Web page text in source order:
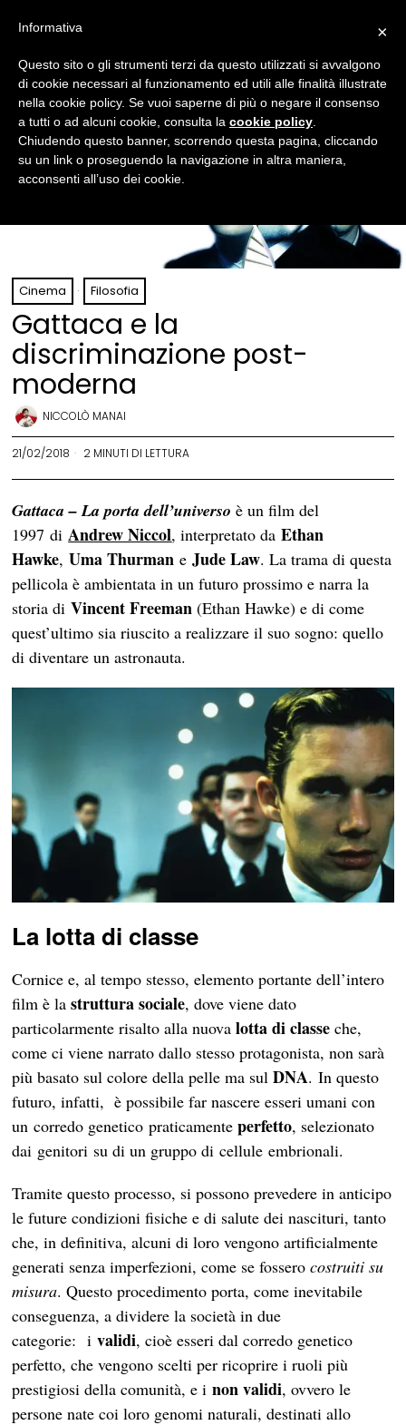
Cinema · Filosofia
Gattaca e la
discriminazione post-
moderna
NICCOLÒ MANAI
21/02/2018 2 MINUTI DI LETTURA
Gattaca – La porta dell’universo è un film del
1997 diAndrew Niccol, interpretato daEthan
Hawke,Uma Thurman eJude Law. La trama di questa
pellicola è ambientata in un futuro prossimo e narra la
storia diVincent Freeman (Ethan Hawke) e di come
quest’ultimo sia riuscito a realizzare il suo sogno: quello
di diventare un astronauta.
La lotta di classe
Cornice e, al tempo stesso, elemento portante dell’intero
film è lastruttura sociale, dove viene dato
particolarmente risalto alla nuovalotta di classe che,
come ci viene narrato dallo stesso protagonista, non sarà
più basato sul colore della pelle ma sulDNA. In questo
futuro, infatti, è possibile far nascere esseri umani con
un corredo genetico praticamenteperfetto, selezionato
dai genitori su di un gruppo di cellule embrionali.
Tramite questo processo, si possono prevedere in anticipo
le future condizioni fisiche e di salute dei nascituri, tanto
che, in definitiva, alcuni di loro vengono artificialmente
generati senza imperfezioni, come se fosserocostruiti su
misura. Questo procedimento porta, come inevitabile
conseguenza, a dividere la società in due
categorie: ivalidi, cioè esseri dal corredo genetico
perfetto, che vengono scelti per ricoprire i ruoli più
prestigiosi della comunità, e inon validi, ovvero le
persone nate coi loro genomi naturali, destinati allo
×
Informativa
Questo sito o gli strumenti terzi da questo utilizzati si avvalgono
di cookie necessari al funzionamento ed utili alle finalità illustrate
nella cookie policy. Se vuoi saperne di più o negare il consenso
a tutti o ad alcuni cookie, consulta la cookie policy
Chiudendo questo banner, scorrendo questa pagina, cliccando
su un link o proseguendo la navigazione in altra maniera,
acconsenti all’uso dei cookie.